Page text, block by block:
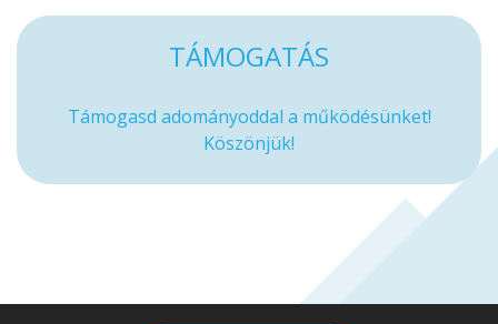
TÁMOGATÁS
Támogasd adományoddal a működésünket!
Köszönjük!